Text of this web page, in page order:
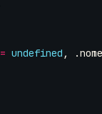
= undefined , .